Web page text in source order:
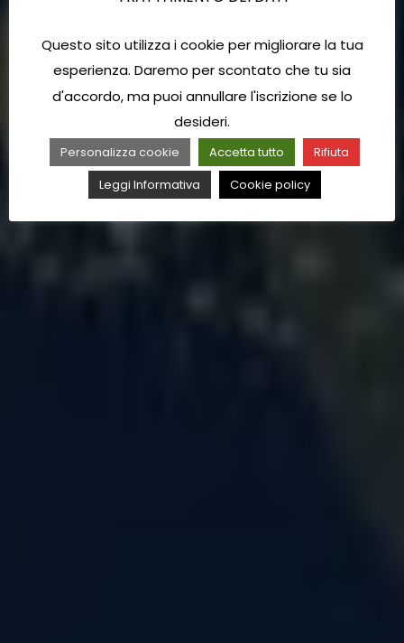
Questo sito utilizza i cookie per migliorare la tua
esperienza. Daremo per scontato che tu sia
d'accordo, ma puoi annullare l'iscrizione se lo
desideri.
Personalizza cookie Accetta tutto
Rifiuta
Leggi Informativa
Cookie policy